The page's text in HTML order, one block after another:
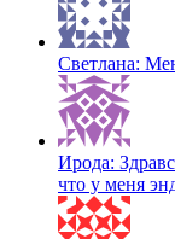
Светлана:
Ирода:
что у меня